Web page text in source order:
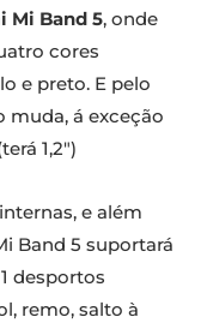
Mi Band 5, onde
cores
e preto. E pelo
muda, á exceção
1,2″)
e além
Band 5 suportará
desportos
remo, salto à